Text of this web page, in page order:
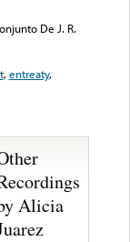
De J. R.
,entreaty,
Alicia